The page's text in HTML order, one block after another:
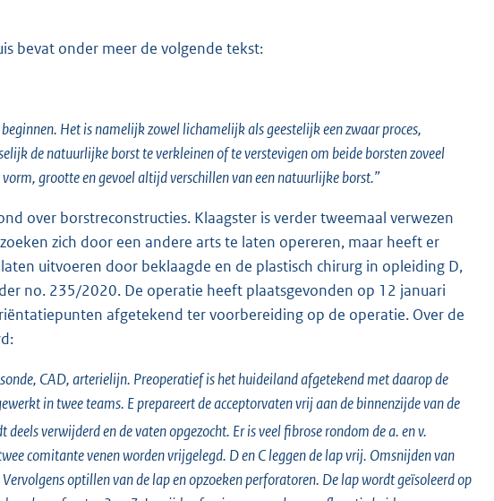
bevat onder meer de volgende tekst:
Het is namelijk zowel lichamelijk als geestelijk een zwaar proces,
de natuurlijke borst te verkleinen of te verstevigen om beide borsten zoveel
grootte en gevoel altijd verschillen van een natuurlijke borst.”
over borstreconstructies. Klaagster is verder tweemaal verwezen
zich door een andere arts te laten opereren, maar heeft er
uitvoeren door beklaagde en de plastisch chirurg in opleiding D,
no. 235/2020. De operatie heeft plaatsgevonden op 12 januari
afgetekend ter voorbereiding op de operatie. Over de
CAD, arterielijn. Preoperatief is het huideiland afgetekend met daarop de
in twee teams. E prepareert de acceptorvaten vrij aan de binnenzijde van de
deels verwijderd en de vaten opgezocht. Er is veel fibrose rondom de a. en v.
comitante venen worden vrijgelegd. D en C leggen de lap vrij. Omsnijden van
optillen van de lap en opzoeken perforatoren. De lap wordt geïsoleerd op